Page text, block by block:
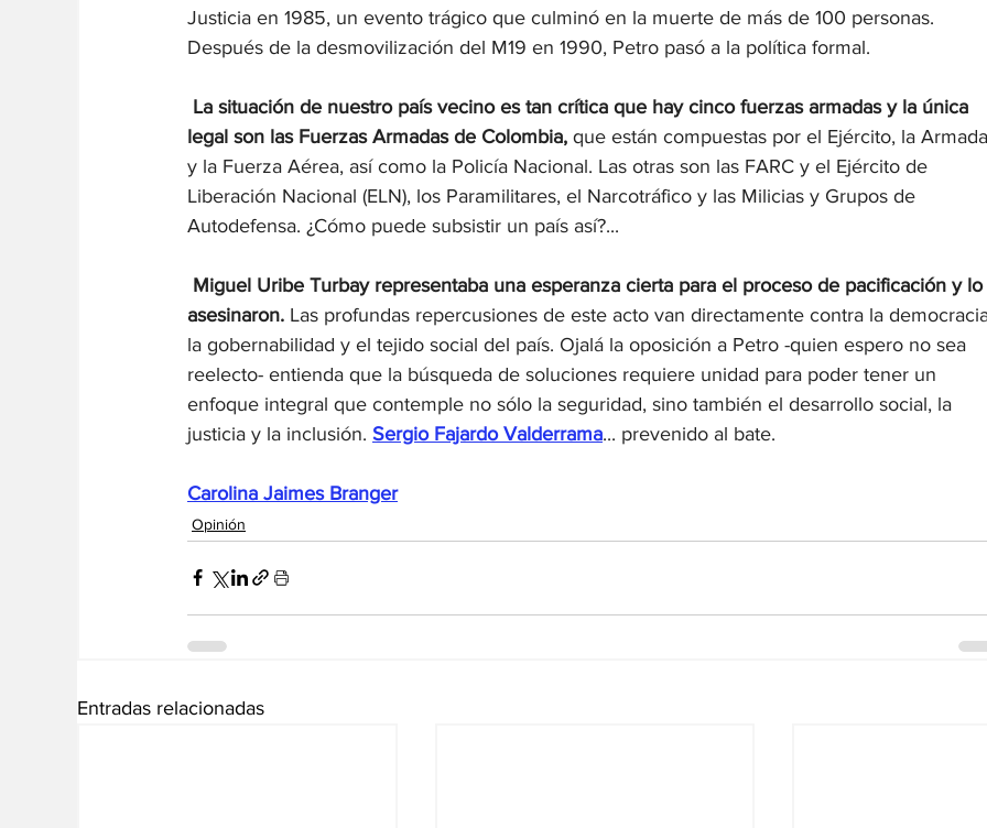
Justicia en 1985, un evento trágico que culminó en la muerte de más de 100 personas.
Después de la desmovilización del M19 en 1990, Petro pasó a la política formal.
La situación de nuestro país vecino es tan crítica que hay cinco fuerzas armadas y la única
legal son las Fuerzas Armadas de Colombia, que están compuestas por el Ejército, la
y la Fuerza Aérea, así como la Policía Nacional. Las otras son las FARC y el Ejército de
Liberación Nacional (ELN), los Paramilitares, el Narcotráfico y las Milicias y Grupos de
Autodefensa. ¿Cómo puede subsistir un país así?...
Miguel Uribe Turbay representaba una esperanza cierta para el proceso de pacificación y lo
asesinaron. Las profundas repercusiones de este acto van directamente contra la
la gobernabilidad y el tejido social del país. Ojalá la oposición a Petro -quien espero no sea
reelecto- entienda que la búsqueda de soluciones requiere unidad para poder tener un
enfoque integral que contemple no sólo la seguridad, sino también el desarrollo social, la
justicia y la inclusión. Sergio Fajardo Valderrama... prevenido al bate.
Carolina Jaimes Branger
Opinión
Entradas relacionadas